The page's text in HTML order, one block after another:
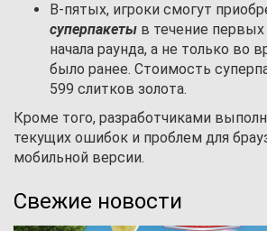
В-пятых, игроки смогут
суперпакеты в течение
начала раунда, а не только во
было ранее. Стоимость
599 слитков золота.
Кроме того, разработчиками
текущих ошибок и проблем для
мобильной версии.
Свежие новости